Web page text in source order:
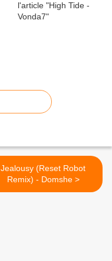
Jealousy (Reset Robot
Remix) - Domshe >